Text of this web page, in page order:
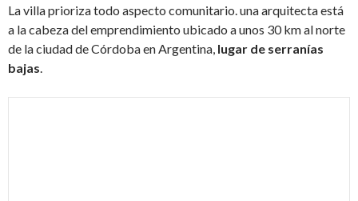
La villa prioriza todo aspecto comunitario. una arquitecta está
a la cabeza del emprendimiento ubicado a unos 30 km al norte
de la ciudad de Córdoba en Argentina, lugar de serranías
bajas.